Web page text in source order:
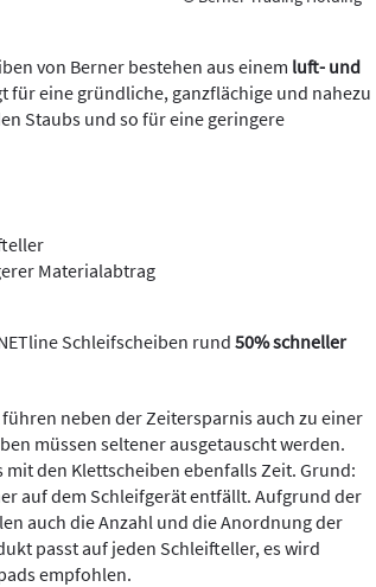
von Berner bestehen aus einem luft- und
für eine gründliche, ganzflächige und nahezu
Staubs und so für eine geringere
Materialabtrag
Schleifscheiben rund50% schneller
neben der Zeitersparnis auch zu einer
müssen seltener ausgetauscht werden.
den Klettscheiben ebenfalls Zeit. Grund:
auf dem Schleifgerät entfällt. Aufgrund der
auch die Anzahl und die Anordnung der
passt auf jeden Schleifteller, es wird
empfohlen.